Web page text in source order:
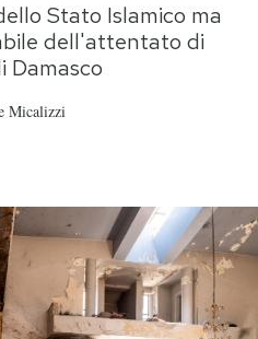
Storie/Idee
Ok Boomer!
Media
Europa
Stato Islamico ma
dell'attentato di
Damasco
Micalizzi